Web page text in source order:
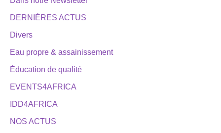
DERNIÈRES ACTUS
Divers
Eau propre & assainissement
Éducation de qualité
EVENTS4AFRICA
IDD4AFRICA
NOS ACTUS